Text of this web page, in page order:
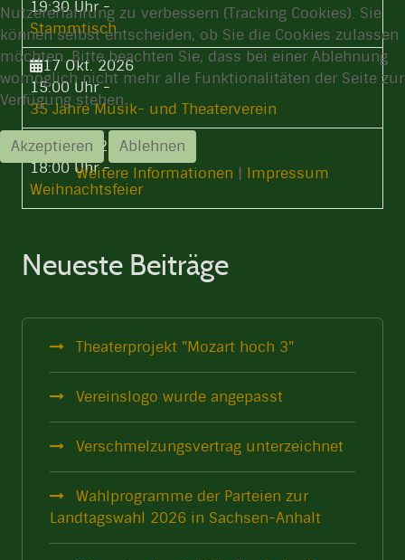
19:30 Uhr-
Stammtisch
17 Okt. 2026
15:00 Uhr-
35 Jahre Musik- und Theaterverein
03 Dez. 2026
18:00 Uhr-
Weihnachtsfeier
Neueste Beiträge
Theaterprojekt "Mozart hoch 3"
Vereinslogo wurde angepasst
Verschmelzungsvertrag unterzeichnet
Wahlprogramme der Parteien zur
Landtagswahl 2026 in Sachsen-Anhalt
Nutzererfahrung zu verbessern (Tracking Cookies). Sie
können selbst entscheiden, ob Sie die Cookies zulassen
möchten. Bitte beachten Sie, dass bei einer Ablehnung
womöglich nicht mehr alle Funktionalitäten der Seite zur
Verfügung stehen.
Akzeptieren
Ablehnen
Weitere Informationen | Impressum